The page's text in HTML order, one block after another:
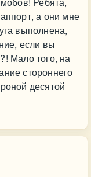
а они мне
выполнена,
если вы
Мало того, на
стороннего
десятой